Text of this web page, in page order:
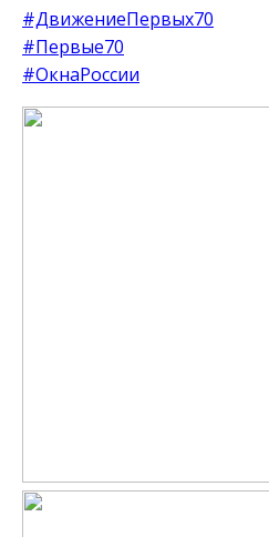
#ДвижениеПервых70
#Первые70
#ОкнаРоссии